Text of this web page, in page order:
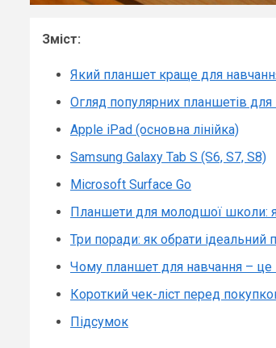
Зміст:
Який планшет краще для
Огляд популярних планшетів для
Apple iPad (основна лінійка)
Samsung Galaxy Tab S (S6, S7, S8)
Microsoft Surface Go
Планшети для молодшої школи:
Три поради: як обрати ідеальний
Чому планшет для навчання – це
Короткий чек-ліст перед
Підсумок